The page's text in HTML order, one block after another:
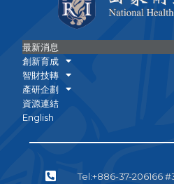
最新消息
創新育成
智財技轉
產研企劃
資源連結
English
Tel:+886-37-206166